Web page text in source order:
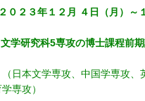
２０２３年１２月 ４日（月）～
文学研究科5専攻の博士課程前
（日本文学専攻、中国学専攻
専攻）